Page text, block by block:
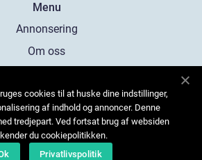
Menu
Annonsering
Om oss
Kontakta oss
Sitemap
cookies til at huske dine indstillinger,
af indhold og annoncer. Denne
tredjepart. Ved fortsat brug af websiden
du cookiepolitikken.
Privatlivspolitik